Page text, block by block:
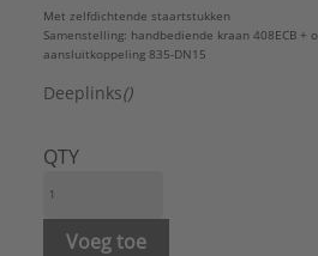
Type radiatorafsluiter:
Uitvoering radiatorafsluiter:
Type:
Manuels sets
Met zelfdichtende staartstukken
Samenstelling: handbediende kraan 408ECB +
aansluitkoppeling 835-DN15
Deeplinks()
QTY
Voeg toe